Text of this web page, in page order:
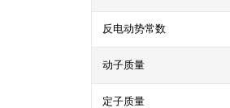
反电动势常数
动子质量
定子质量